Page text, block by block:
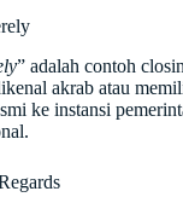
” adalah contoh
akrab atau
ke instansi